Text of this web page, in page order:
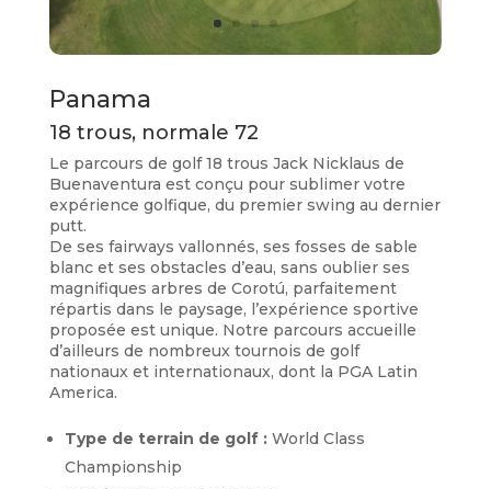
Panama
18 trous, normale 72
Le parcours de golf 18 trous Jack Nicklaus de
Buenaventura est conçu pour sublimer votre
expérience golfique, du premier swing au dernier
putt.
De ses fairways vallonnés, ses fosses de sable
blanc et ses obstacles d’eau, sans oublier ses
magnifiques arbres de Corotú, parfaitement
répartis dans le paysage, l’expérience sportive
proposée est unique. Notre parcours accueille
d’ailleurs de nombreux tournois de golf
nationaux et internationaux, dont la PGA Latin
America.
Type de terrain de golf :World Class
Championship